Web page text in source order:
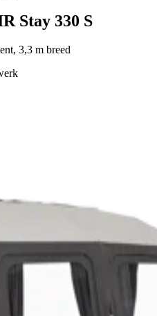
Stay 330 S
3,3 m breed